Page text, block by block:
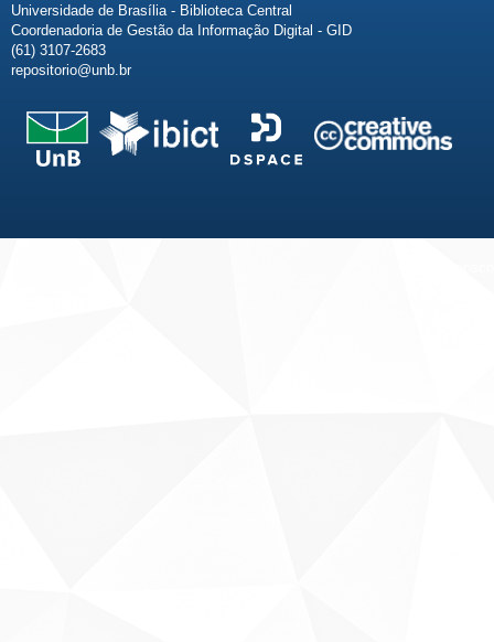
Universidade de Brasília - Biblioteca Central
Coordenadoria de Gestão da Informação Digital - GID
(61) 3107-2683
repositorio@unb.br